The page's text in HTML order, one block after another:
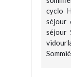
cyclo
séjour
séjour